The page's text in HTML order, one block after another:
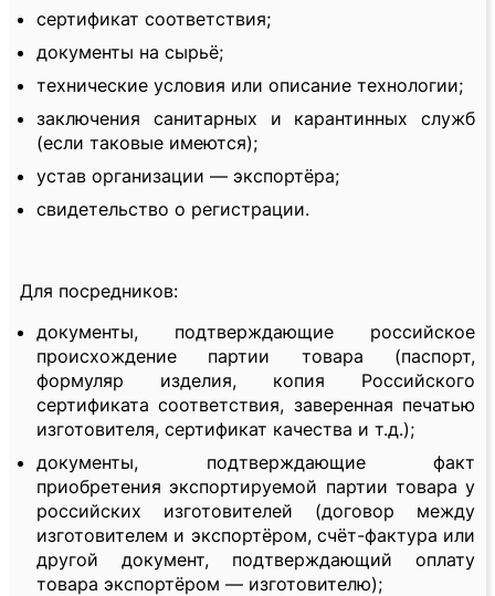
сертификат соответствия;
документы на сырьё;
технические условия или описание технологии;
заключения санитарных и карантинных служб
(если таковые имеются);
устав организации — экспортёра;
свидетельство о регистрации.
Для посредников:
документы, подтверждающие российское
происхождение партии товара (паспорт,
формуляр изделия, копия Российского
сертификата соответствия, заверенная печатью
изготовителя, сертификат качества и т.д.);
документы, подтверждающие факт
приобретения экспортируемой партии товара у
российских изготовителей (договор между
изготовителем и экспортёром, счёт-фактура или
другой документ, подтверждающий оплату
товара экспортёром — изготовителю);